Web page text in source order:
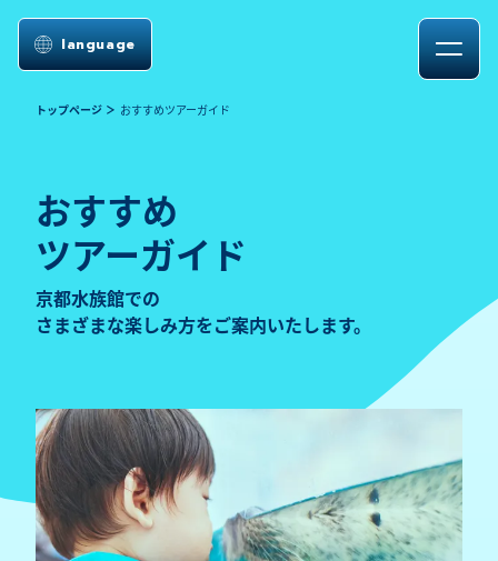
language
トップページ おすすめツアーガイド
おすすめ
ツアーガイド
京都水族館での
さまざまな楽しみ方をご案内いたします。